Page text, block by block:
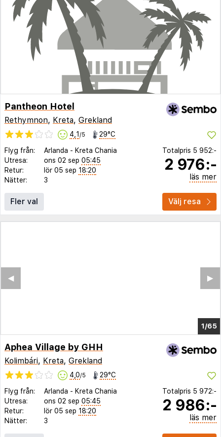
Pantheon Hotel
Rethymnon, Kreta, Grekland
4,1 /5 29°C
Flyg från: Arlanda - Kreta Chania
Utresa:
ons 02 sep 05:45
Retur:
lör 05 sep 18:20
Nätter:
3
Totalpris 5 952:-
2 976:-
läs mer
Fler val Välj resa
1/60
▶︎
◀︎
Aphea Village by GHH
Kolimbári, Kreta, Grekland
4,0/5 29°C
Flyg från: Arlanda - Kreta Chania
Utresa:
ons 02 sep 05:45
Retur:
lör 05 sep 18:20
Nätter:
3
Totalpris 5 972:-
2 986:-
läs mer